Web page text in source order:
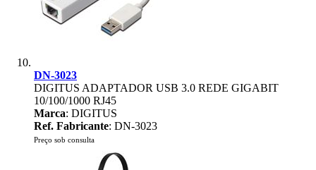
DN-3023
DIGITUS ADAPTADOR USB 3.0 REDE GIGABIT
10/100/1000 RJ45
Marca: DIGITUS
Ref. Fabricante: DN-3023
Preço sob consulta